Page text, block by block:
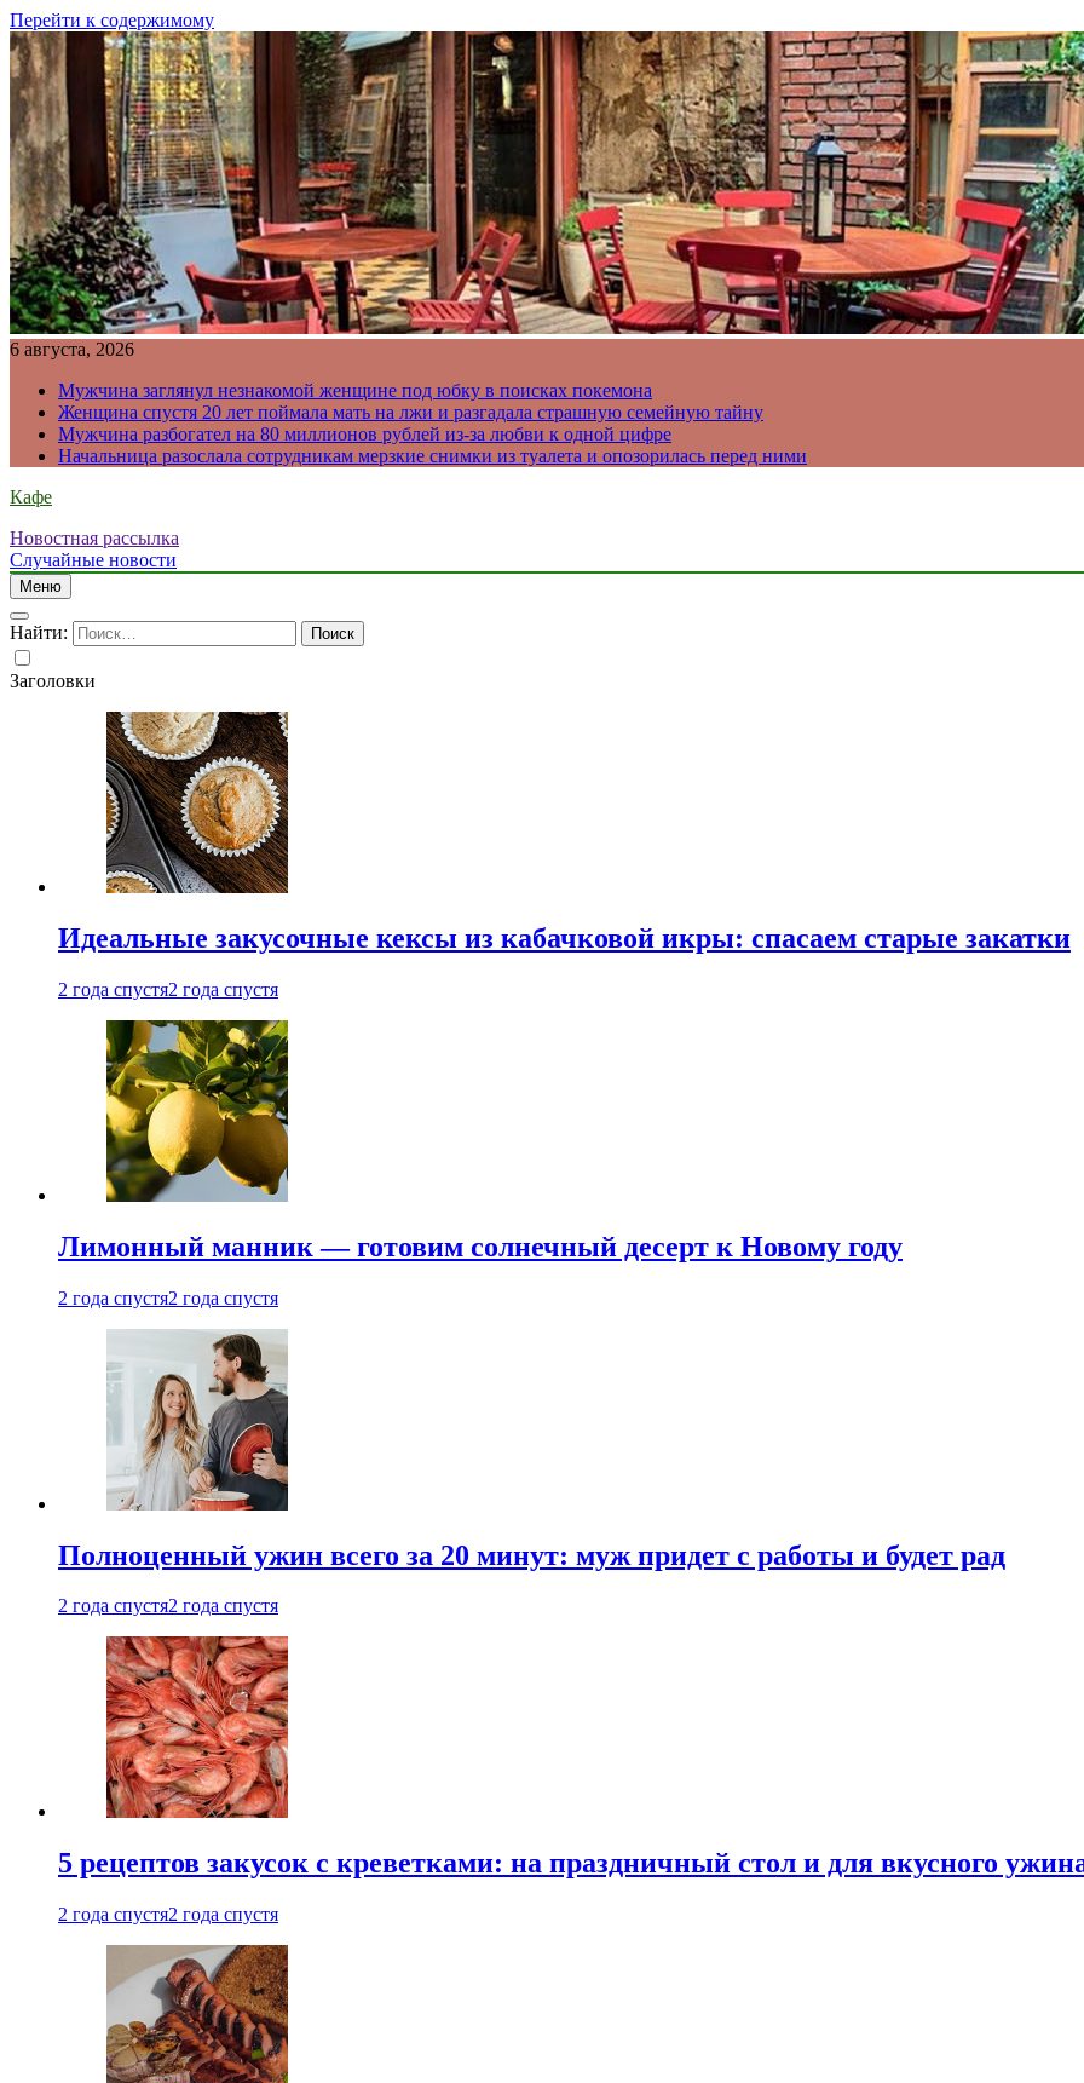
Перейти к содержимому
6 августа, 2026
Мужчина заглянул незнакомой женщине под юбку в поисках покемона
Женщина спустя 20 лет поймала мать на лжи и разгадала страшную семейную тайну
Мужчина разбогател на 80 миллионов рублей из-за любви к одной цифре
Начальница разослала сотрудникам мерзкие снимки из туалета и опозорилась перед ними
Кафе
Новостная рассылка
Случайные новости
Меню
Найти:
Заголовки
Идеальные закусочные кексы из кабачковой икры: спасаем старые закатки
2 года спустя2 года спустя
Лимонный манник — готовим солнечный десерт к Новому году
2 года спустя2 года спустя
Полноценный ужин всего за 20 минут: муж придет с работы и будет рад
2 года спустя2 года спустя
5 рецептов закусок с креветками: на праздничный стол и для вкусного
2 года спустя2 года спустя